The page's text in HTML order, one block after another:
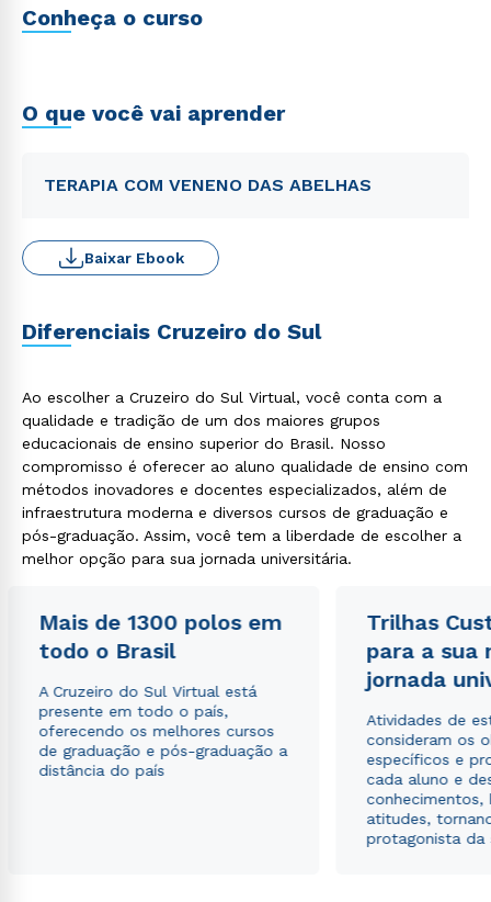
Conheça o curso
O que você vai aprender
TERAPIA COM VENENO DAS ABELHAS
Baixar Ebook
Diferenciais Cruzeiro do Sul
Ao escolher a Cruzeiro do Sul Virtual, você conta com a
qualidade e tradição de um dos maiores grupos
educacionais de ensino superior do Brasil. Nosso
compromisso é oferecer ao aluno qualidade de ensino com
métodos inovadores e docentes especializados, além de
infraestrutura moderna e diversos cursos de graduação e
pós-graduação. Assim, você tem a liberdade de escolher a
melhor opção para sua jornada universitária.
Mais de 1300 polos em
todo o Brasil
A Cruzeiro do Sul Virtual está
presente em todo o país,
oferecendo os melhores cursos
de graduação e pós-graduação a
distância do país
Trilhas
para a sua
jornada
Atividades de
consideram os
específicos e
cada aluno e
conhecimentos,
atitudes,
protagonista da